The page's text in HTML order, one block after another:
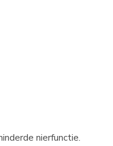
nierfunctie.